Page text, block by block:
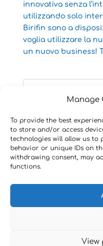
Manage
To provide the best
to store and/or access
technologies will allow us to
behavior or unique IDs on
withdrawing consent, may
functions.
View
innovativa senza
utilizzando solo
Birifin sono a
voglia utilizzare la
un nuovo business!
Recent Posts
Telemedicina
Fino al 31 luglio
assemblee societarie.
Rinviato il termine